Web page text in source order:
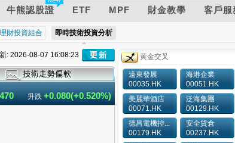
牛熊認股證 ETF MPF 財金教學 客戶服
財投資組合 即時技術投資分析
: 2026-08-07 16:08:23
升跌 +0.080(+0.520%)
黃金交叉
遠東發展
00035.HK
海港企業
00051.HK
美麗華酒店
00071.HK
泛海集團
00129.HK
德昌電機控...
00179.HK
安全貨倉
00237.HK